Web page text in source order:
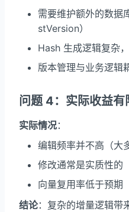
需要维护额外的数据
stVersion）
Hash 生成逻辑复杂
版本管理与业务逻辑
问题 4：实际收益有
实际情况：
编辑频率并不高（大
修改通常是实质性的
向量复用率低于预期
结论：复杂的增量逻辑带